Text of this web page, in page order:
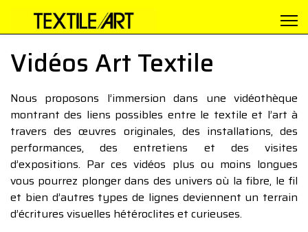
Vidéos Art Textile
Nous proposons l’immersion dans une vidéothèque
montrant des liens possibles entre le textile et l’art à
travers des œuvres originales, des installations, des
performances, des entretiens et des visites
d’expositions. Par ces vidéos plus ou moins longues
vous pourrez plonger dans des univers où la fibre, le fil
et bien d’autres types de lignes deviennent un terrain
d’écritures visuelles hétéroclites et curieuses.